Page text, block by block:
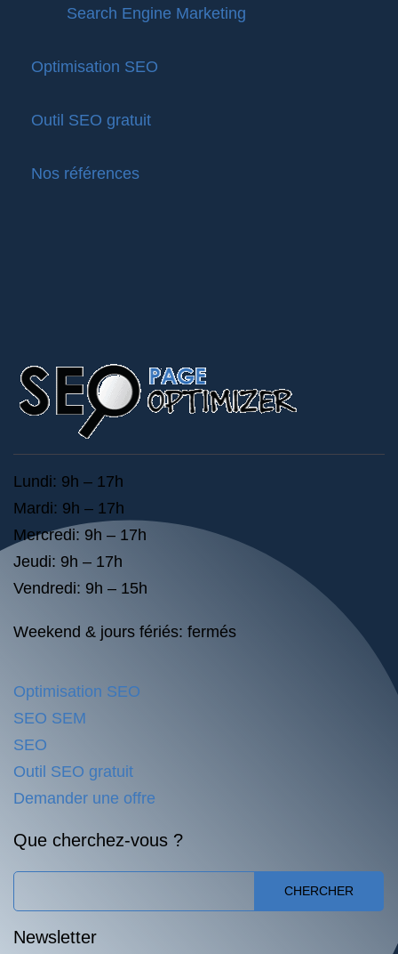
Search Engine Marketing
Optimisation SEO
Outil SEO gratuit
Nos références
Lundi: 9h – 17h
Mardi: 9h – 17h
Mercredi: 9h – 17h
Jeudi: 9h – 17h
Vendredi: 9h – 15h
Weekend & jours fériés: fermés
Optimisation SEO
SEO SEM
SEO
Outil SEO gratuit
Demander une offre
Que cherchez-vous ?
CHERCHER
Newsletter